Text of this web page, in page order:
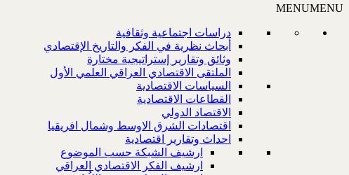
MENUMENU
دراسات اجتماعية وثقافية
أبحاث نظرية في الفكر والتاريخ الإقتصادي
وثائق وتقارير إستراتيجية مختارة
الملتقى الاقتصادي العراقي العلمي الأول
السياسات الاقتصادية
القطاعات الاقتصادية
الاقتصاد الدولي
اقتصادات الشرق الاوسط وشمال افريقيا
احداث وتقارير اقتصادية
ارشيف الشبكة حسب الموضوع
ارشيف الفكر الاقتصادي العراقي